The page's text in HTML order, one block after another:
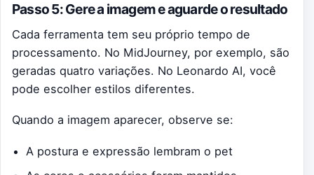
Passo 5: Gere a imagem e aguarde o resultado
Cada ferramenta tem seu próprio tempo de
processamento. No MidJourney, por exemplo, são
geradas quatro variações. No Leonardo AI, você
pode escolher estilos diferentes.
Quando a imagem aparecer, observe se:
A postura e expressão lembram o pet